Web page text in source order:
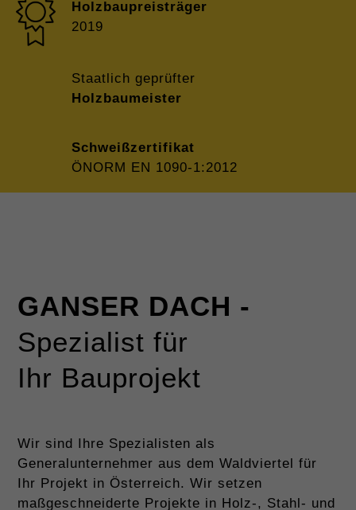
Holzbau­preisträger
2019
Staatlich geprüfter
Holzbaumeister
Schweiß­zertifikat
ÖNORM EN 1090-1:2012
GANSER DACH -
Spezialist für
Ihr Bauprojekt
Wir sind Ihre Spezialisten als
Generalunternehmer aus dem Waldviertel für
Ihr Projekt in Österreich. Wir setzen
maßgeschneiderte Projekte in Holz-, Stahl- und